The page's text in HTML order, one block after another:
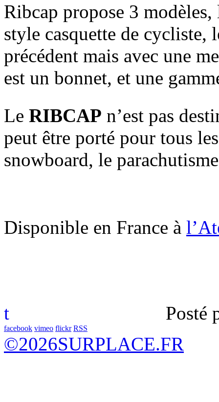
Ribcap propose 3
style casquette de cycliste,
précédent mais avec une
est un bonnet, et une
Le RIBCAP n’est pas
peut être porté pour tous
snowboard, le
Disponible en France à
t Posté
facebook vimeo flickr RSS
©2026SURPLACE.FR